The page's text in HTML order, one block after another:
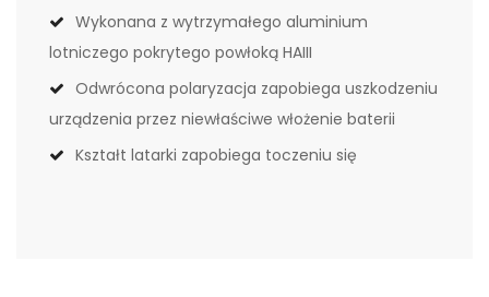
Wykonana z wytrzymałego aluminium
lotniczego pokrytego powłoką HAIII
Odwrócona polaryzacja zapobiega uszkodzeniu
urządzenia przez niewłaściwe włożenie baterii
Kształt latarki zapobiega toczeniu się